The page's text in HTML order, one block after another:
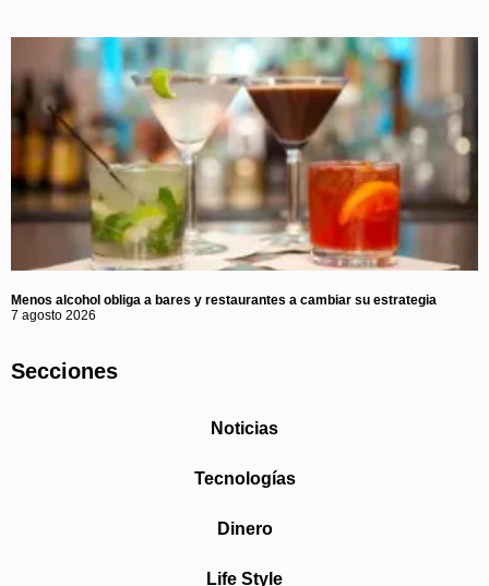
Menos alcohol obliga a bares y restaurantes a cambiar su estrategia
7 agosto 2026
Secciones
Noticias
Tecnologías
Dinero
Life Style